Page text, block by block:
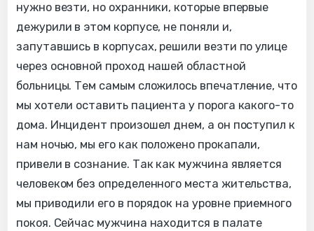
нужно везти, но охранники, которые впервые
дежурили в этом корпусе, не поняли и,
запутавшись в корпусах, решили везти по улице
через основной проход нашей областной
больницы. Тем самым сложилось впечатление, что
мы хотели оставить пациента у порога какого-то
дома. Инцидент произошел днем, а он поступил к
нам ночью, мы его как положено прокапали,
привели в сознание. Так как мужчина является
человеком без определенного места жительства,
мы приводили его в порядок на уровне приемного
покоя. Сейчас мужчина находится в палате